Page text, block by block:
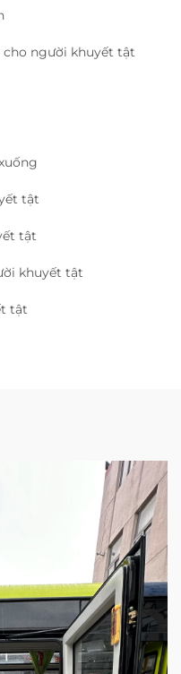
cho người khuyết tật
tật
tật
khuyết tật
tật